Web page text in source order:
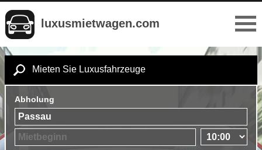
luxusmietwagen.com
Mieten Sie Luxusfahrzeuge
Abholung